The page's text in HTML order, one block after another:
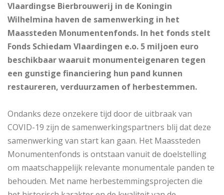
Vlaardingse Bierbrouwerij in de Koningin
Wilhelmina haven de samenwerking in het
Maassteden Monumentenfonds. In het fonds stelt
Fonds Schiedam Vlaardingen e.o. 5 miljoen euro
beschikbaar waaruit monumenteigenaren tegen
een gunstige financiering hun pand kunnen
restaureren, verduurzamen of herbestemmen.
Ondanks deze onzekere tijd door de uitbraak van
COVID-19 zijn de samenwerkingspartners blij dat deze
samenwerking van start kan gaan. Het Maassteden
Monumentenfonds is ontstaan vanuit de doelstelling
om maatschappelijk relevante monumentale panden te
behouden. Met name herbestemmingsprojecten die